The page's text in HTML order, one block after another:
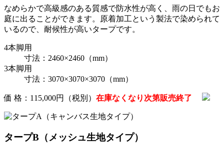
なめらかで高級感のある質感で防水性が高く、雨の日でもお
庭に出ることができます。原着加工という製法で染められて
いるので、耐候性が高いタープです。
4本脚用
寸法：2460×2460（mm）
3本脚用
寸法：3070×3070×3070（mm）
価 格：115,000円（税別） 在庫なくなり次第販売終了
タープB（メッシュ生地タイプ）